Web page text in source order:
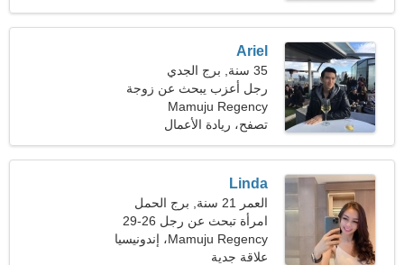
Ariel
35 سنة, برج الجدي
رجل أعزب يبحث عن زوجة
28-30
Mamuju Regency
تصفح، ريادة الأعمال
Linda
العمر 21 سنة, برج الحمل
امرأة تبحث عن رجل 26-29
Mamuju Regency، إندونيسيا
علاقة جدية